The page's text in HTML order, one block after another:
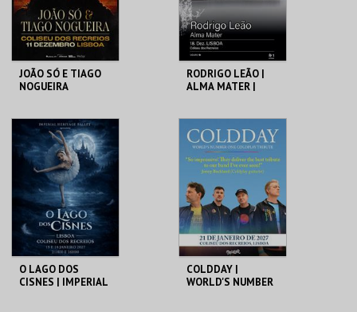
COMPRAR COMPRAR
JOÃO SÓ E TIAGO
NOGUEIRA
COLISEU DE LISBOA
MAIS INFO
COMPRAR
RODRIGO LEÃO |
ALMA MATER |
COLISEU DE LISBOA
MAIS INFO
COMPRAR
O LAGO DOS
CISNES | IMPERIAL
COLDDAY |
WORLD'S NUMBER